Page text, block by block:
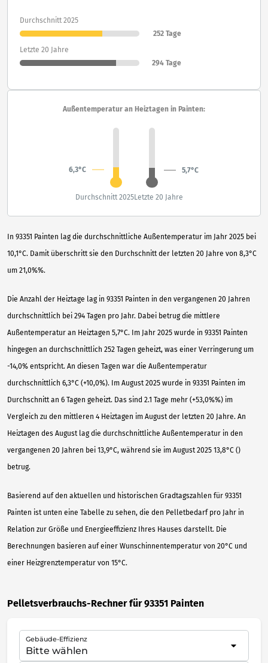
In 93351 Painten lag die durchschnittliche Außentemperatur im Jahr 2025 bei
10,1°C. Damit überschritt sie den Durchschnitt der letzten 20 Jahre von 8,3°C
um 21,0%%.
Die Anzahl der Heiztage lag in 93351 Painten in den vergangenen 20 Jahren
durchschnittlich bei 294 Tagen pro Jahr. Dabei betrug die mittlere
Außentemperatur an Heiztagen 5,7°C. Im Jahr 2025 wurde in 93351 Painten
hingegen an durchschnittlich 252 Tagen geheizt, was einer Verringerung um
-14,0% entspricht. An diesen Tagen war die Außentemperatur
durchschnittlich 6,3°C (+10,0%). Im August 2025 wurde in 93351 Painten im
Durchschnitt an 6 Tagen geheizt. Das sind 2.1 Tage mehr (+53,0%%) im
Vergleich zu den mittleren 4 Heiztagen im August der letzten 20 Jahre. An
Heiztagen des August lag die durchschnittliche Außentemperatur in den
vergangenen 20 Jahren bei 13,9°C, während sie im August 2025 13,8°C ()
betrug.
Basierend auf den aktuellen und historischen Gradtagszahlen für 93351
Painten ist unten eine Tabelle zu sehen, die den Pelletbedarf pro Jahr in
Relation zur Größe und Energieeffizienz Ihres Hauses darstellt. Die
Berechnungen basieren auf einer Wunschinnentemperatur von 20°C und
einer Heizgrenztemperatur von 15°C.
Durchschnitt 2025
252 Tage
Letzte 20 Jahre
294 Tage
Außentemperatur an Heiztagen in Painten:
6,3°C 5,7°C
Durchschnitt 2025Letzte 20 Jahre
Pelletsverbrauchs-Rechner für 93351 Painten
Gebäude-Effizienz